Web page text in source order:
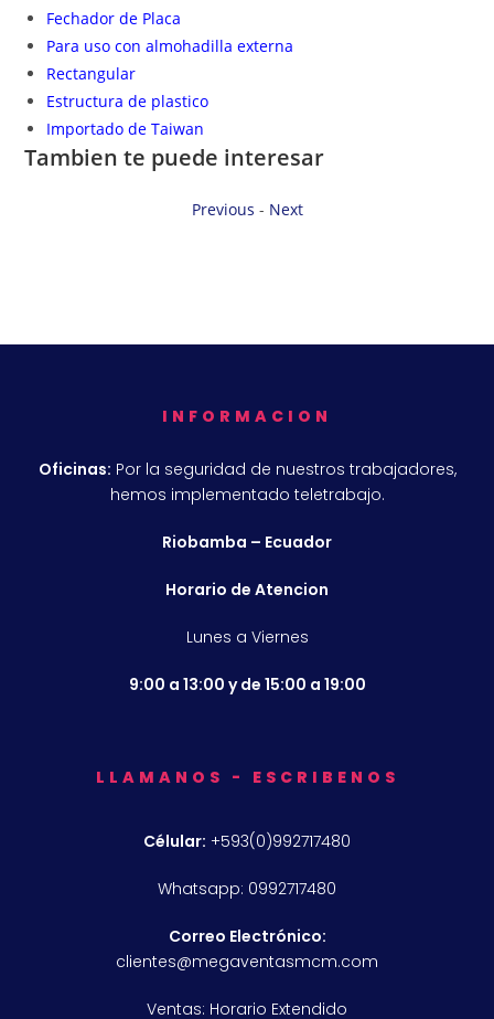
Fechador de Placa
Para uso con almohadilla externa
Rectangular
Estructura de plastico
Importado de Taiwan
Tambien te puede interesar
Previous - Next
INFORMACION
Oficinas: Por la seguridad de nuestros trabajadores,
hemos implementado teletrabajo.
Riobamba – Ecuador
Horario de Atencion
Lunes a Viernes
9:00 a 13:00 y de 15:00 a 19:00
LLAMANOS - ESCRIBENOS
Célular: +593(0)992717480
Whatsapp: 0992717480
Correo Electrónico:
clientes@megaventasmcm.com
Ventas: Horario Extendido